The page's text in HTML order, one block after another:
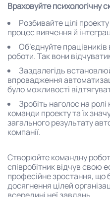
Враховуйте психологічну
Розбивайте цілі
процес вивчення й
Об’єднуйте
роботи. Так вони
Заздалегідь
впровадження
було можливості
Зробіть наголос на
команди проекту та їх
загального результату
компанії.
Створюйте командну
співробітник відчув свою
професійне зростання,
досягнення цілей